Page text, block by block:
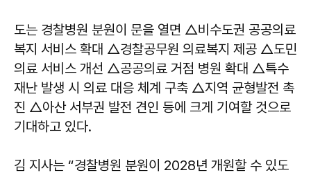
도는 경찰병원 분원이 문을 열면 △비수도권 공공의료
복지 서비스 확대 △경찰공무원 의료복지 제공 △도민
의료 서비스 개선 △공공의료 거점 병원 확대 △특수
재난 발생 시 의료 대응 체계 구축 △지역 균형발전 촉
진 △아산 서부권 발전 견인 등에 크게 기여할 것으로
기대하고 있다.
김 지사는 “경찰병원 분원이 2028년 개원할 수 있도